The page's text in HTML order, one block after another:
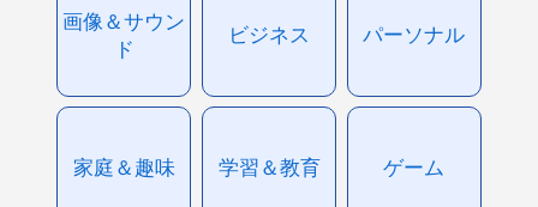
画像＆サウン
ド
ビジネス パーソナル
家庭＆趣味 学習＆教育 ゲーム